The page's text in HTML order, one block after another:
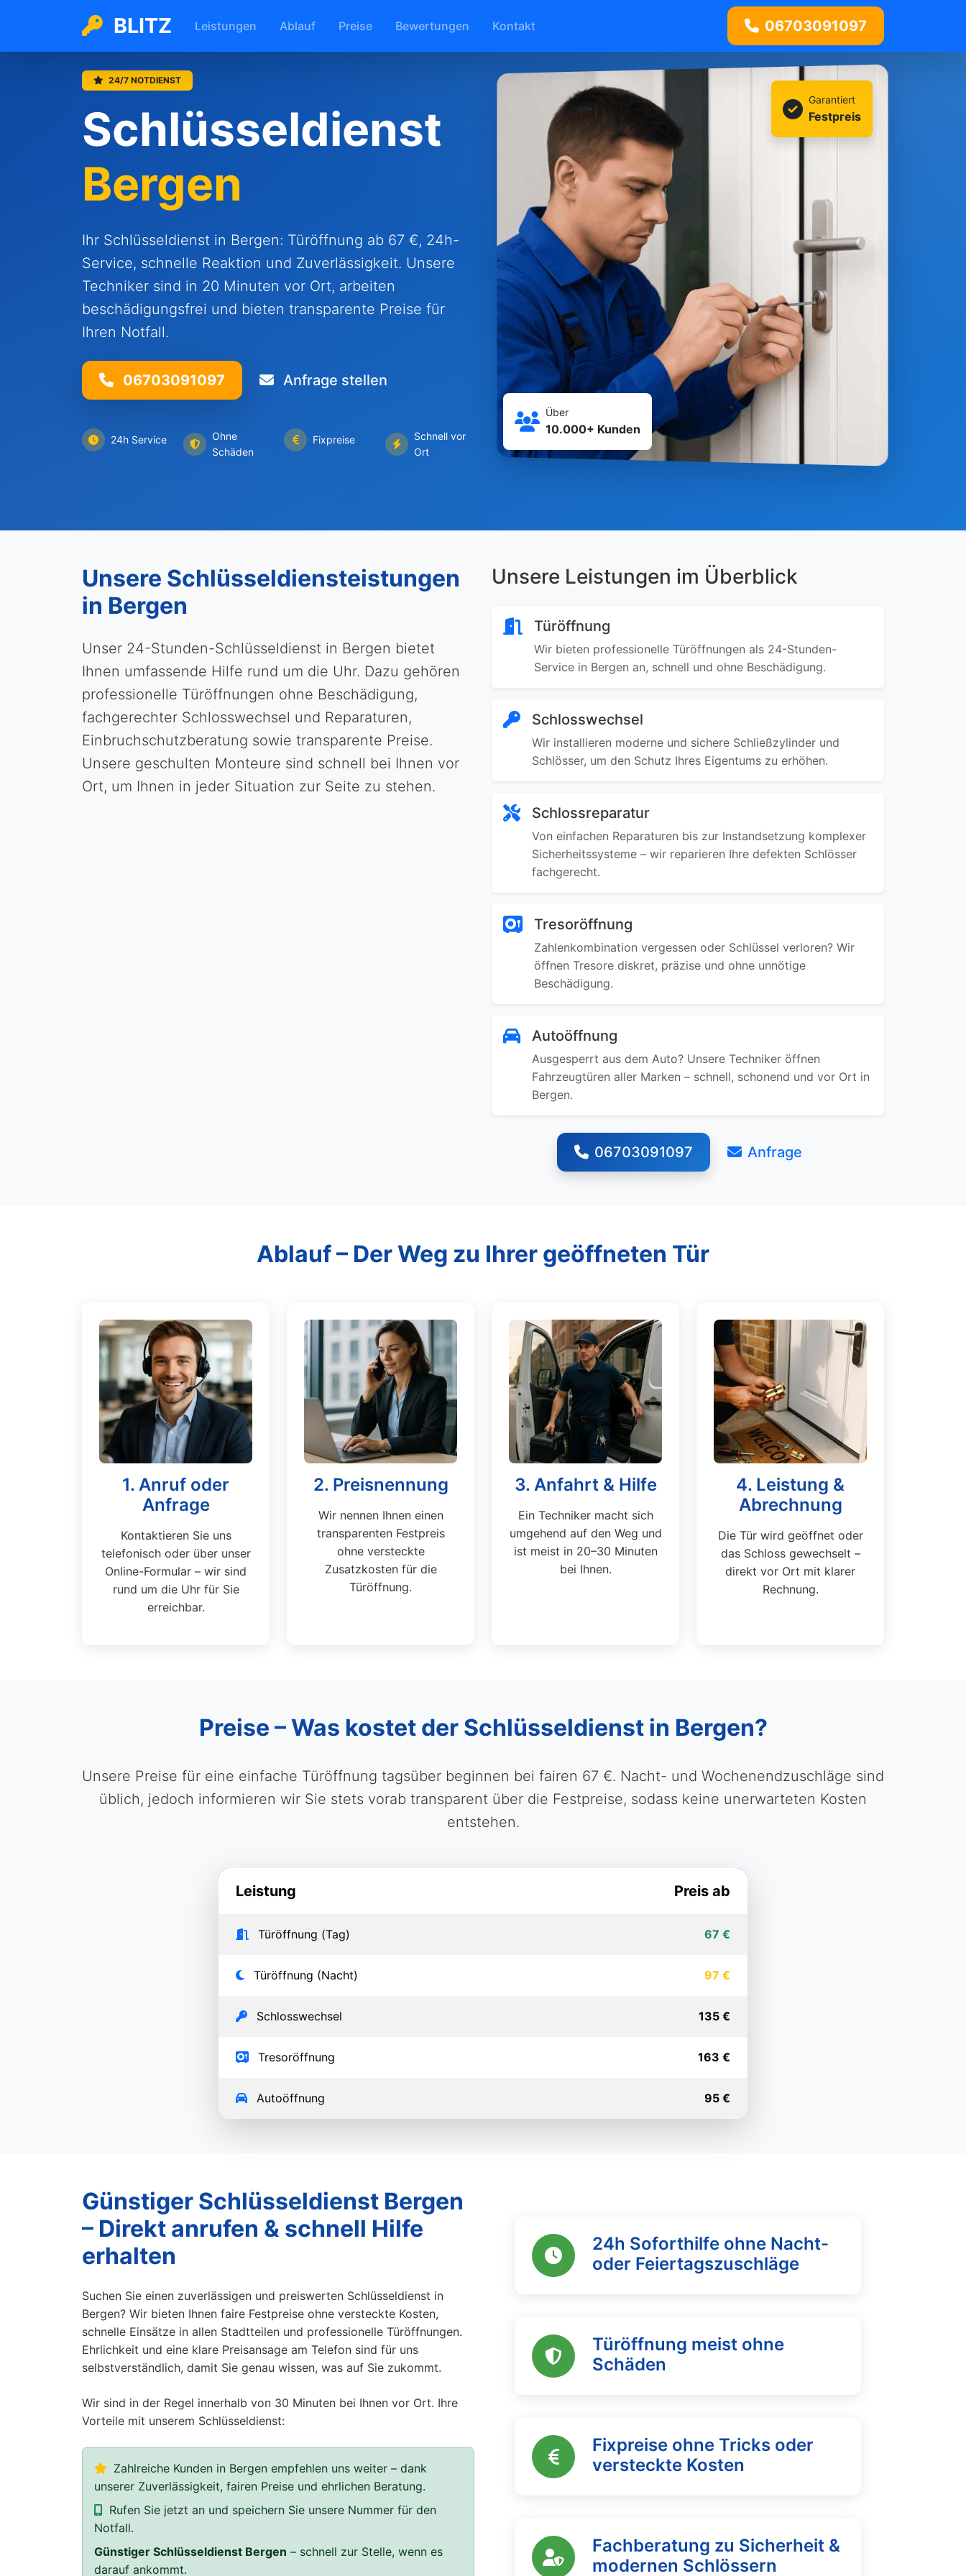
BLITZ Leistungen Ablauf Preise Bewertungen Kontakt 06703091097
24/7 NOTDIENST
Schlüsseldienst
Bergen
Ihr Schlüsseldienst in Bergen: Türöffnung ab 67 €, 24h-
Service, schnelle Reaktion und Zuverlässigkeit. Unsere
Techniker sind in 20 Minuten vor Ort, arbeiten
beschädigungsfrei und bieten transparente Preise für
Ihren Notfall.
06703091097 Anfrage stellen
24h Service
Ohne
Schäden
Fixpreise
Schnell vor
Ort
Garantiert
Festpreis
Über
10.000+ Kunden
Unsere Schlüsseldiensteistungen
in Bergen
Unser 24-Stunden-Schlüsseldienst in Bergen bietet
Ihnen umfassende Hilfe rund um die Uhr. Dazu gehören
professionelle Türöffnungen ohne Beschädigung,
fachgerechter Schlosswechsel und Reparaturen,
Einbruchschutzberatung sowie transparente Preise.
Unsere geschulten Monteure sind schnell bei Ihnen vor
Ort, um Ihnen in jeder Situation zur Seite zu stehen.
Unsere Leistungen im Überblick
Türöffnung
Wir bieten professionelle Türöffnungen als 24-Stunden-
Service in Bergen an, schnell und ohne Beschädigung.
Schlosswechsel
Wir installieren moderne und sichere Schließzylinder und
Schlösser, um den Schutz Ihres Eigentums zu erhöhen.
Schlossreparatur
Von einfachen Reparaturen bis zur Instandsetzung komplexer
Sicherheitssysteme – wir reparieren Ihre defekten Schlösser
fachgerecht.
Tresoröffnung
Zahlenkombination vergessen oder Schlüssel verloren? Wir
öffnen Tresore diskret, präzise und ohne unnötige
Beschädigung.
Autoöffnung
Ausgesperrt aus dem Auto? Unsere Techniker öffnen
Fahrzeugtüren aller Marken – schnell, schonend und vor Ort in
Bergen.
06703091097 Anfrage
Ablauf – Der Weg zu Ihrer geöffneten Tür
1. Anruf oder
Anfrage
Kontaktieren Sie uns
telefonisch oder über unser
Online-Formular – wir sind
rund um die Uhr für Sie
erreichbar.
2. Preisnennung
Wir nennen Ihnen einen
transparenten Festpreis
ohne versteckte
Zusatzkosten für die
Türöffnung.
3. Anfahrt & Hilfe
Ein Techniker macht sich
umgehend auf den Weg und
ist meist in 20–30 Minuten
bei Ihnen.
4. Leistung &
Abrechnung
Die Tür wird geöffnet oder
das Schloss gewechselt –
direkt vor Ort mit klarer
Rechnung.
Preise – Was kostet der Schlüsseldienst in Bergen?
Unsere Preise für eine einfache Türöffnung tagsüber beginnen bei fairen 67 €. Nacht- und Wochenendzuschläge sind
üblich, jedoch informieren wir Sie stets vorab transparent über die Festpreise, sodass keine unerwarteten Kosten
entstehen.
Leistung Preis ab
Türöffnung (Tag) 67 €
Türöffnung (Nacht) 97 €
Schlosswechsel 135 €
Tresoröffnung 163 €
Autoöffnung 95 €
Günstiger Schlüsseldienst Bergen
– Direkt anrufen & schnell Hilfe
erhalten
Suchen Sie einen zuverlässigen und preiswerten Schlüsseldienst in
Bergen? Wir bieten Ihnen faire Festpreise ohne versteckte Kosten,
schnelle Einsätze in allen Stadtteilen und professionelle Türöffnungen.
Ehrlichkeit und eine klare Preisansage am Telefon sind für uns
selbstverständlich, damit Sie genau wissen, was auf Sie zukommt.
Wir sind in der Regel innerhalb von 30 Minuten bei Ihnen vor Ort. Ihre
Vorteile mit unserem Schlüsseldienst:
Zahlreiche Kunden in Bergen empfehlen uns weiter – dank
unserer Zuverlässigkeit, fairen Preise und ehrlichen Beratung.
Rufen Sie jetzt an und speichern Sie unsere Nummer für den
Notfall.
Günstiger Schlüsseldienst Bergen – schnell zur Stelle, wenn es
darauf ankommt.
24h Soforthilfe ohne Nacht-
oder Feiertagszuschläge
Türöffnung meist ohne
Schäden
Fixpreise ohne Tricks oder
versteckte Kosten
Fachberatung zu Sicherheit &
modernen Schlössern